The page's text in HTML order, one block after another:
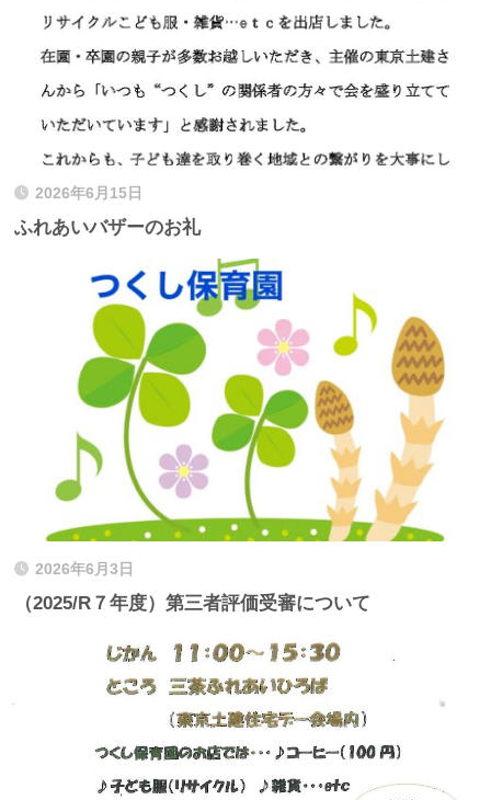
2026年6月15日
ふれあいバザーのお礼
2026年6月3日
（2025/R７年度）第三者評価受審について